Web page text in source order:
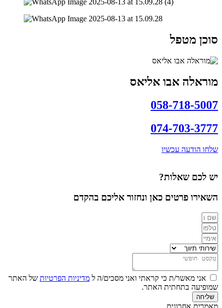
סוכן מטפל
מוראלה אבו אליאס
058-718-5007
074-703-3777
שלחו הודעה עכשיו
יש לכם שאלות?
השאירו פרטים כאן ונחזור אליכם בהקדם
אני מאשר/ת כי קראתי ואני מסכים/ה ל מדיניות הפרטיות של האתר
שמופיעה בתחתית האתר.
שליחה
מאמרים אחרונים